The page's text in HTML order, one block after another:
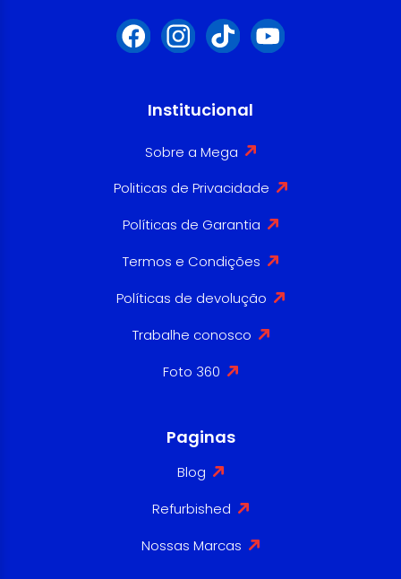
Institucional
Sobre a Mega
Politicas de Privacidade
Políticas de Garantia
Termos e Condições
Políticas de devolução
Trabalhe conosco
Foto 360
Paginas
Blog
Refurbished
Nossas Marcas